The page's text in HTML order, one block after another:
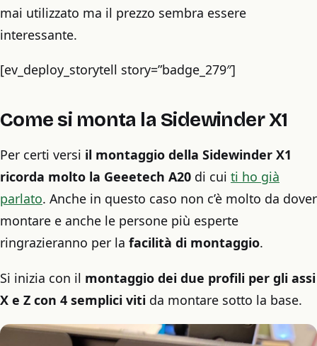
mai utilizzato ma il prezzo sembra essere
interessante.
[ev_deploy_storytell story=”badge_279″]
Come si monta la Sidewinder X1
Per certi versi il montaggio della Sidewinder X1
ricorda molto la Geeetech A20 di cui ti ho già
parlato. Anche in questo caso non c’è molto da dover
montare e anche le persone più esperte
ringrazieranno per la facilità di montaggio.
Si inizia con il montaggio dei due profili per gli assi
X e Z con 4 semplici viti da montare sotto la base.